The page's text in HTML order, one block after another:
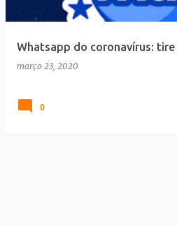
Whatsapp do coronavírus: tire
março 23, 2020
0